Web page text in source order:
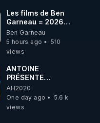
Les films de Ben
Garneau = 2026-
08-08
Ben Garneau
5 hours ago
510
views
ANTOINE
PRÉSENTE
AH2020 LE LIVE
20H ***DU
06/08/2026***
AH2020
One day ago
5.6 k
views